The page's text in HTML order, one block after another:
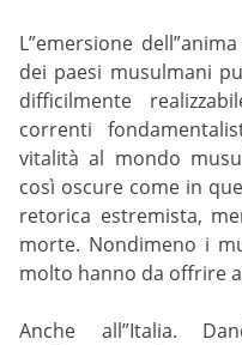
L”emersione
dei paesi musulmani
difficilmente
correnti
vitalità al mondo
così oscure come in
retorica estremista,
morte. Nondimeno i
molto hanno da offrire
Anche all”Italia.